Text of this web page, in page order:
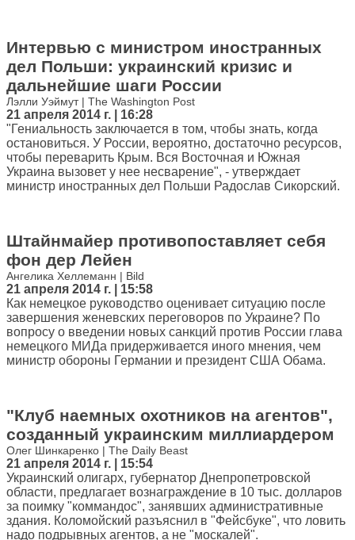
Интервью с министром иностранных
дел Польши: украинский кризис и
дальнейшие шаги России
Лэлли Уэймут | The Washington Post
21 апреля 2014 г. | 16:28
"Гениальность заключается в том, чтобы знать, когда
остановиться. У России, вероятно, достаточно ресурсов,
чтобы переварить Крым. Вся Восточная и Южная
Украина вызовет у нее несварение", - утверждает
министр иностранных дел Польши Радослав Сикорский.
Штайнмайер противопоставляет себя
фон дер Лейен
Ангелика Хеллеманн | Bild
21 апреля 2014 г. | 15:58
Как немецкое руководство оценивает ситуацию после
завершения женевских переговоров по Украине? По
вопросу о введении новых санкций против России глава
немецкого МИДа придерживается иного мнения, чем
министр обороны Германии и президент США Обама.
"Клуб наемных охотников на агентов",
созданный украинским миллиардером
Олег Шинкаренко | The Daily Beast
21 апреля 2014 г. | 15:54
Украинский олигарх, губернатор Днепропетровской
области, предлагает вознаграждение в 10 тыс. долларов
за поимку "коммандос", занявших административные
здания. Коломойский разъяснил в "Фейсбуке", что ловить
надо подрывных агентов, а не "москалей".